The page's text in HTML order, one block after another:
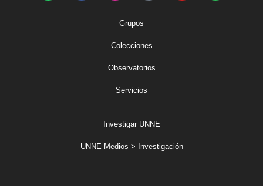
Grupos
Colecciones
Observatorios
Servicios
Investigar UNNE
UNNE Medios > Investigación